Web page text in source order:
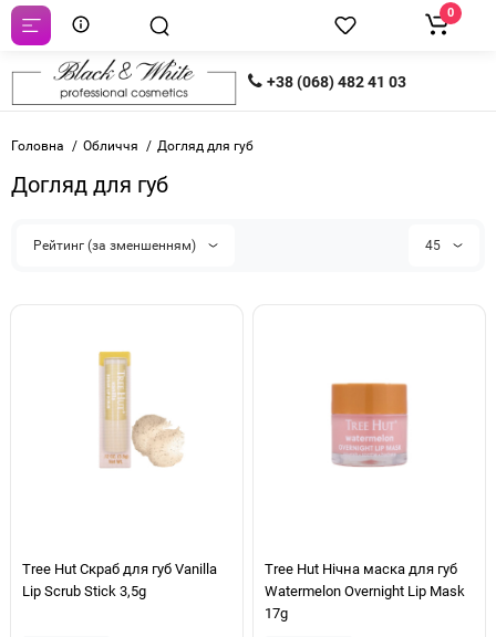
+38 (068) 482 41 03
0
Головна Обличчя Догляд для губ
Догляд для губ
Рейтинг (за зменшенням) 45
Tree Hut Скраб для губ Vanilla
Lip Scrub Stick 3,5g
Tree Hut Нічна маска для губ
Watermelon Overnight Lip Mask
17g